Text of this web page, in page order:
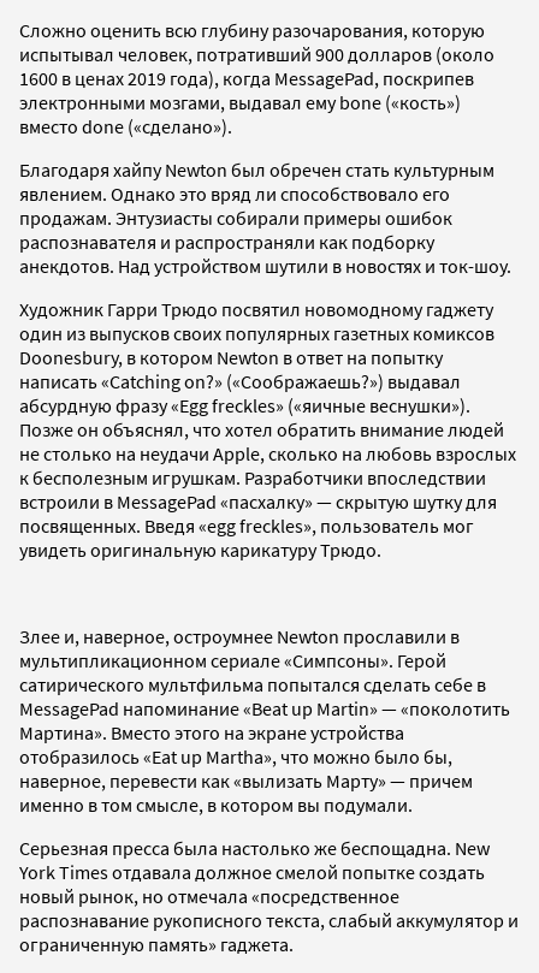
Сложно оценить всю глубину разочарования, которую
испытывал человек, потративший 900 долларов (около
1600 в ценах 2019 года), когда MessagePad, поскрипев
электронными мозгами, выдавал ему bone («кость»)
вместо done («сделано»).
Благодаря хайпу Newton был обречен стать культурным
явлением. Однако это вряд ли способствовало его
продажам. Энтузиасты собирали примеры ошибок
распознавателя и распространяли как подборку
анекдотов. Над устройством шутили в новостях и ток-шоу.
Художник Гарри Трюдо посвятил новомодному гаджету
один из выпусков своих популярных газетных комиксов
Doonesbury, в котором Newton в ответ на попытку
написать «Catching on?» («Соображаешь?») выдавал
абсурдную фразу «Egg freckles» («яичные веснушки»).
Позже он объяснял, что хотел обратить внимание людей
не столько на неудачи Apple, сколько на любовь взрослых
к бесполезным игрушкам. Разработчики впоследствии
встроили в MessagePad «пасхалку» — скрытую шутку для
посвященных. Введя «egg freckles», пользователь мог
увидеть оригинальную карикатуру Трюдо.
Злее и, наверное, остроумнее Newton прославили в
мультипликационном сериале «Симпсоны». Герой
сатирического мультфильма попытался сделать себе в
MessagePad напоминание «Beat up Martin» — «поколотить
Мартина». Вместо этого на экране устройства
отобразилось «Eat up Martha», что можно было бы,
наверное, перевести как «вылизать Марту» — причем
именно в том смысле, в котором вы подумали.
Серьезная пресса была настолько же беспощадна. New
York Times отдавала должное смелой попытке создать
новый рынок, но отмечала «посредственное
распознавание рукописного текста, слабый аккумулятор и
ограниченную память» гаджета.